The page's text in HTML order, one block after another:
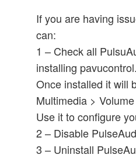
If you are having
can:
1 – Check all
installing pavucontrol.
Once installed it will
Multimedia >
Use it to configure
2 – Disable
3 – Uninstall